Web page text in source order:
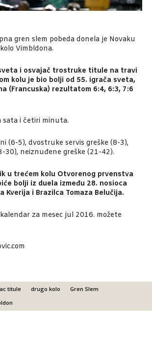
gren slem pobeda donela je Novaku
Vimbldona.
i osvajač trostruke titule na travi
kolu je bio bolji od 55. igrača sveta,
(Francuska) rezultatom 6:4, 6:3, 7:6
sata i četiri minuta.
(6-5), dvostruke servis greške (8-3),
30), neiznuđene greške (21-42).
u trećem kolu Otvorenog prvenstva
bolji iz duela između 28. nosioca
Kverija i Brazilca Tomaza Belučija.
za mesec jul 2016. možete
titule drugo kolo
Gren Slem